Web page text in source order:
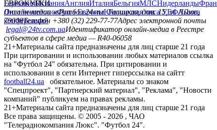
ГерманияИспанияАнглияИталияБельгияМЛСНидерланды
ЕВРОКУБКИ
Лига чемпионовЛига ЕвропыЮношеская лига УЕФАЛига
конференций
Онлайн-медиа «Футбол 24»пл. Галицкая, дом. 15, м. Львов,
79008Телефон +380 (32) 229-77-77Адрес электронной почты
legal@24tv.com.uaИдентификатор онлайн-медиа в Реестре
субъектов в сфере медиа — R40-06058
21+Материалы сайта предназначены для лиц старше 21 года
При цитировании и использовании любых материалов ссылка
на "Футбол 24" обязательна. При цитировании и
использовании в сети Интернет гиперссылка на сайтт
football24.ua
обязательное. Материалы со знаком
"Спецпроект", "Партнерский материал", "Реклама", "Новости
компаний" публикуем на правах рекламы.
21+Материалы сайта предназначены для лиц старше 21 года
Все права защищены. © 2005 - 2026 , ЧАО
"Телерадиокомпания Люкс". "Футбол 24".